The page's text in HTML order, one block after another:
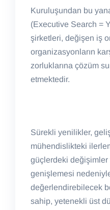
Kuruluşundan bu
(Executive Search =
şirketleri, değişen iş
organizasyonların
zorluklarına çözüm
etmektedir.
Sürekli yenilikler,
mühendislikteki
güçlerdeki değişimler
genişlemesi
değerlendirebilecek
sahip, yetenekli üst